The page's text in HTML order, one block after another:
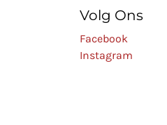
Volg Ons
Facebook
Instagram